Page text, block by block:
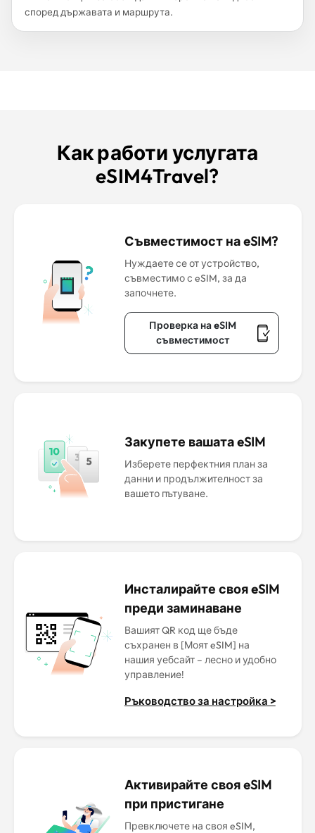
според държавата и маршрута.
Как работи услугата
eSIM4Travel?
Съвместимост на eSIM?
Нуждаете се от устройство,
съвместимо с eSIM, за да
започнете.
Проверка на eSIM
съвместимост
Закупете вашата eSIM
Изберете перфектния план за
данни и продължителност за
вашето пътуване.
Инсталирайте своя eSIM
преди заминаване
Вашият QR код ще бъде
съхранен в [Моят eSIM] на
нашия уебсайт – лесно и удобно
управление!
Ръководство за настройка >
Активирайте своя eSIM
при пристигане
Превключете на своя eSIM,